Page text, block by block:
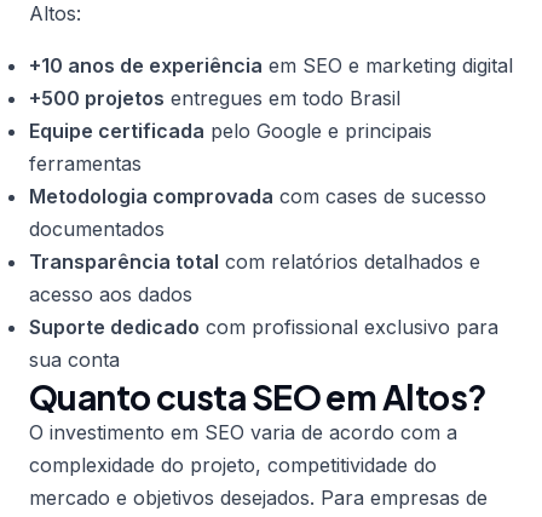
Altos:
+10 anos de experiência em SEO e marketing digital
+500 projetos entregues em todo Brasil
Equipe certificada pelo Google e principais
ferramentas
Metodologia comprovada com cases de sucesso
documentados
Transparência total com relatórios detalhados e
acesso aos dados
Suporte dedicado com profissional exclusivo para
sua conta
Quanto custa SEO em Altos?
O investimento em SEO varia de acordo com a
complexidade do projeto, competitividade do
mercado e objetivos desejados. Para empresas de